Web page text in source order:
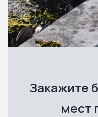
Закажите
мест